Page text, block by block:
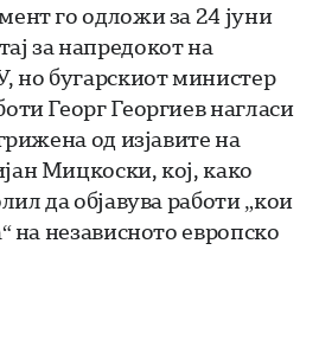
го одложи за 24 јуни
за напредокот на
но бугарскиот министер
Георг Георгиев нагласи
од изјавите на
Мицкоски, кој, како
да објавува работи „кои
на независното европско